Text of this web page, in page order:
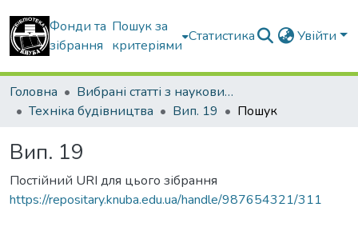
Фонди та
зібрання
Пошук за
критеріями
Статистика Увійти
Головна
Вибрані статті з наукових збірників КНУБА
Техніка будівництва
Вип. 19 Пошук
Вип. 19
Постійний URI для цього зібрання
https://repositary.knuba.edu.ua/handle/987654321/311